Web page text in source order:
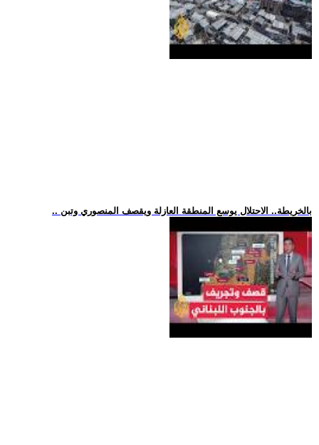
.. بالخريطة.. الاحتلال يوسع المنطقة العازلة ويقصف المنصوري وتبن